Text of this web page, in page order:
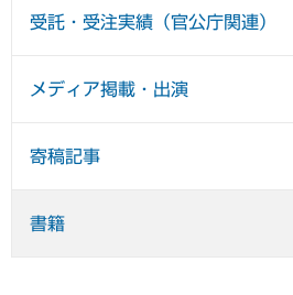
受託・受注実績（官公庁関連）
メディア掲載・出演
寄稿記事
書籍